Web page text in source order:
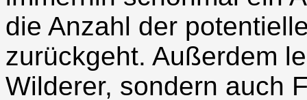
die Anzahl der
zurückgeht. Außerdem
Wilderer, sondern auch